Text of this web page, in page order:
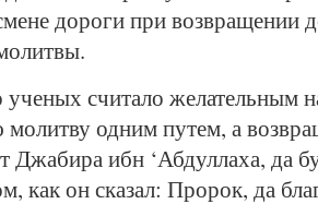
дороги при возвращении
считало желательным
одним путем, а
Джабира ибн ‘Абдуллаха, да
как он сказал: Пророк, да